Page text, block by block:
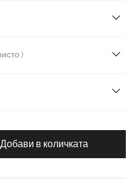
( Сребристо )
на продукта:
Добави в количката